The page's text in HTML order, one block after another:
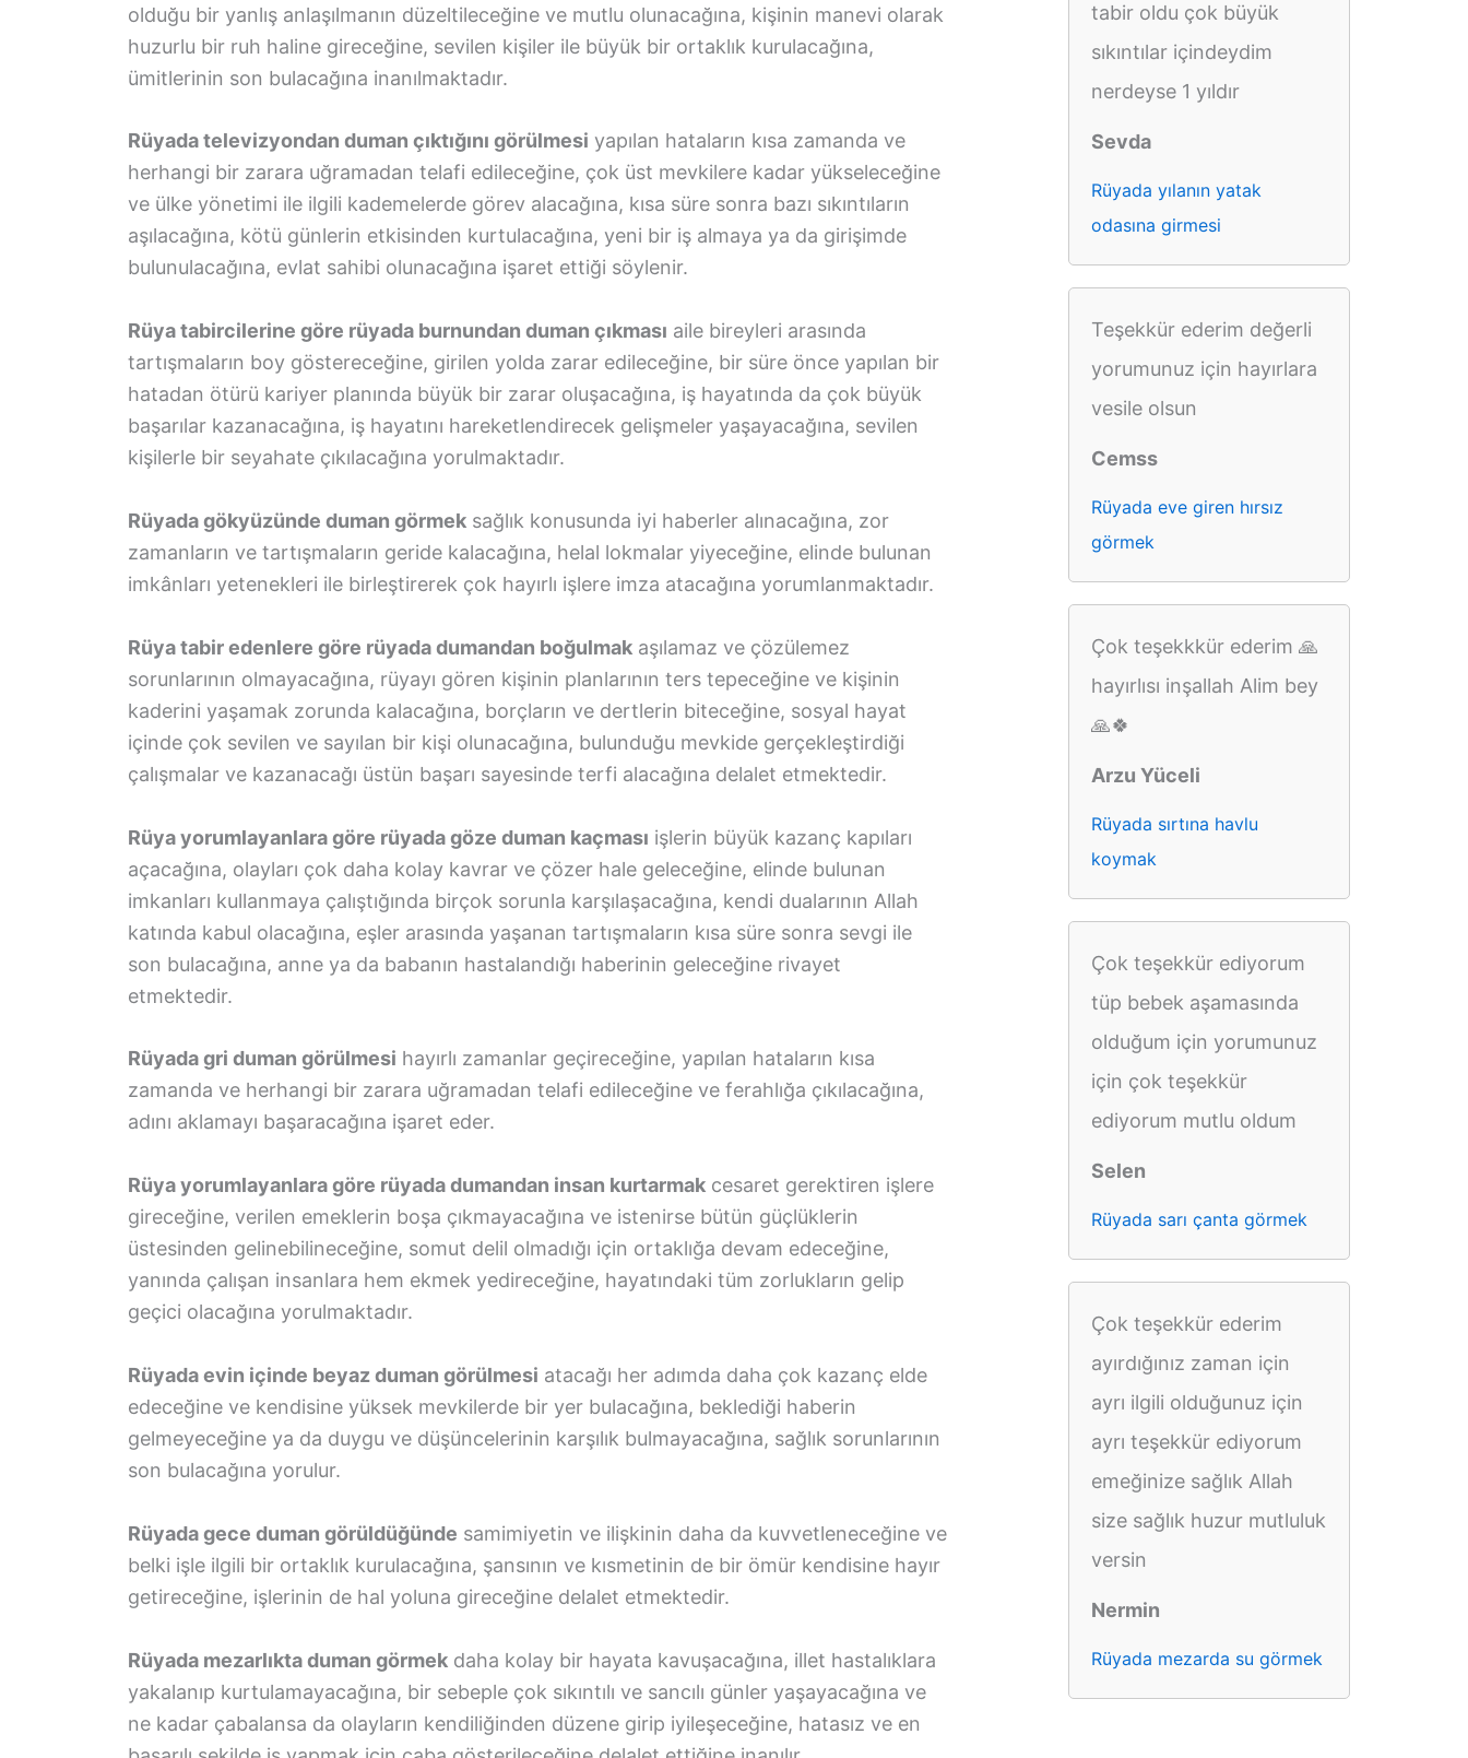
olduğu bir yanlış anlaşılmanın düzeltileceğine ve mutlu olunacağına, kişinin manevi olarak
huzurlu bir ruh haline gireceğine, sevilen kişiler ile büyük bir ortaklık kurulacağına,
ümitlerinin son bulacağına inanılmaktadır.
Rüyada televizyondan duman çıktığını görülmesi yapılan hataların kısa zamanda ve
herhangi bir zarara uğramadan telafi edileceğine, çok üst mevkilere kadar yükseleceğine
ve ülke yönetimi ile ilgili kademelerde görev alacağına, kısa süre sonra bazı sıkıntıların
aşılacağına, kötü günlerin etkisinden kurtulacağına, yeni bir iş almaya ya da girişimde
bulunulacağına, evlat sahibi olunacağına işaret ettiği söylenir.
Rüya tabircilerine göre rüyada burnundan duman çıkması aile bireyleri arasında
tartışmaların boy göstereceğine, girilen yolda zarar edileceğine, bir süre önce yapılan bir
hatadan ötürü kariyer planında büyük bir zarar oluşacağına, iş hayatında da çok büyük
başarılar kazanacağına, iş hayatını hareketlendirecek gelişmeler yaşayacağına, sevilen
kişilerle bir seyahate çıkılacağına yorulmaktadır.
Rüyada gökyüzünde duman görmek sağlık konusunda iyi haberler alınacağına, zor
zamanların ve tartışmaların geride kalacağına, helal lokmalar yiyeceğine, elinde bulunan
imkânları yetenekleri ile birleştirerek çok hayırlı işlere imza atacağına yorumlanmaktadır.
Rüya tabir edenlere göre rüyada dumandan boğulmak aşılamaz ve çözülemez
sorunlarının olmayacağına, rüyayı gören kişinin planlarının ters tepeceğine ve kişinin
kaderini yaşamak zorunda kalacağına, borçların ve dertlerin biteceğine, sosyal hayat
içinde çok sevilen ve sayılan bir kişi olunacağına, bulunduğu mevkide gerçekleştirdiği
çalışmalar ve kazanacağı üstün başarı sayesinde terfi alacağına delalet etmektedir.
Rüya yorumlayanlara göre rüyada göze duman kaçması işlerin büyük kazanç kapıları
açacağına, olayları çok daha kolay kavrar ve çözer hale geleceğine, elinde bulunan
imkanları kullanmaya çalıştığında birçok sorunla karşılaşacağına, kendi dualarının Allah
katında kabul olacağına, eşler arasında yaşanan tartışmaların kısa süre sonra sevgi ile
son bulacağına, anne ya da babanın hastalandığı haberinin geleceğine rivayet
etmektedir.
Rüyada gri duman görülmesi hayırlı zamanlar geçireceğine, yapılan hataların kısa
zamanda ve herhangi bir zarara uğramadan telafi edileceğine ve ferahlığa çıkılacağına,
adını aklamayı başaracağına işaret eder.
Rüya yorumlayanlara göre rüyada dumandan insan kurtarmak cesaret gerektiren işlere
gireceğine, verilen emeklerin boşa çıkmayacağına ve istenirse bütün güçlüklerin
üstesinden gelinebilineceğine, somut delil olmadığı için ortaklığa devam edeceğine,
yanında çalışan insanlara hem ekmek yedireceğine, hayatındaki tüm zorlukların gelip
geçici olacağına yorulmaktadır.
Rüyada evin içinde beyaz duman görülmesi atacağı her adımda daha çok kazanç elde
edeceğine ve kendisine yüksek mevkilerde bir yer bulacağına, beklediği haberin
gelmeyeceğine ya da duygu ve düşüncelerinin karşılık bulmayacağına, sağlık sorunlarının
son bulacağına yorulur.
Rüyada gece duman görüldüğünde samimiyetin ve ilişkinin daha da kuvvetleneceğine ve
belki işle ilgili bir ortaklık kurulacağına, şansının ve kısmetinin de bir ömür kendisine hayır
getireceğine, işlerinin de hal yoluna gireceğine delalet etmektedir.
Rüyada mezarlıkta duman görmek daha kolay bir hayata kavuşacağına, illet hastalıklara
yakalanıp kurtulamayacağına, bir sebeple çok sıkıntılı ve sancılı günler yaşayacağına ve
ne kadar çabalansa da olayların kendiliğinden düzene girip iyileşeceğine, hatasız ve en
tabir oldu çok büyük
sıkıntılar içindeydim
nerdeyse 1 yıldır
Sevda
Rüyada yılanın yatak
odasına girmesi
Teşekkür ederim değerli
yorumunuz için hayırlara
vesile olsun
Cemss
Rüyada eve giren hırsız
görmek
Çok teşekkkür ederim 🙏
hayırlısı inşallah Alim bey
🙏🍀
Arzu Yüceli
Rüyada sırtına havlu
koymak
Çok teşekkür ediyorum
tüp bebek aşamasında
olduğum için yorumunuz
için çok teşekkür
ediyorum mutlu oldum
Selen
Rüyada sarı çanta görmek
Çok teşekkür ederim
ayırdığınız zaman için
ayrı ilgili olduğunuz için
ayrı teşekkür ediyorum
emeğinize sağlık Allah
size sağlık huzur mutluluk
versin
Nermin
Rüyada mezarda su görmek